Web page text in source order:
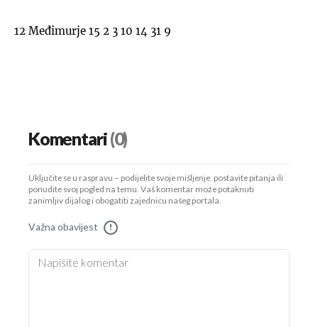
12 Međimurje 15 2 3 10 14 31 9
Komentari(0)
Uključite se u raspravu – podijelite svoje mišljenje, postavite pitanja ili
ponudite svoj pogled na temu. Vaš komentar može potaknuti
zanimljiv dijalog i obogatiti zajednicu našeg portala.
Važna obavijest !